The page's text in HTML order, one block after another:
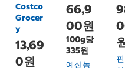
Costco
Grocer
y
13,69
0원
66,9
00원
100g당
335원
예산농